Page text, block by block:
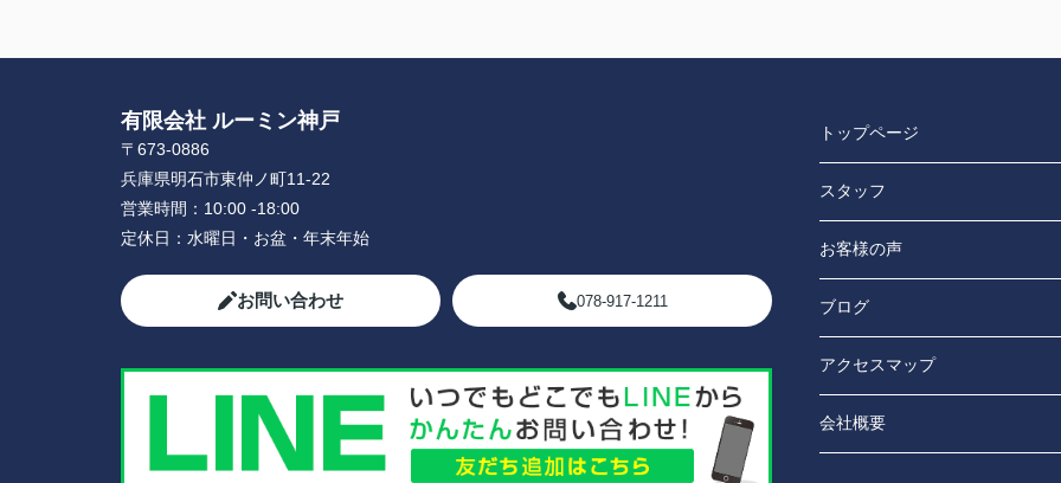
有限会社 ルーミン神戸
〒673-0886
兵庫県明石市東仲ノ町11-22
営業時間： 10:00 -18:00
定休日： 水曜日・お盆・年末年始
お問い合わせ 078-917-1211
トップページ
スタッフ
お客様の声
ブログ
アクセスマップ
会社概要